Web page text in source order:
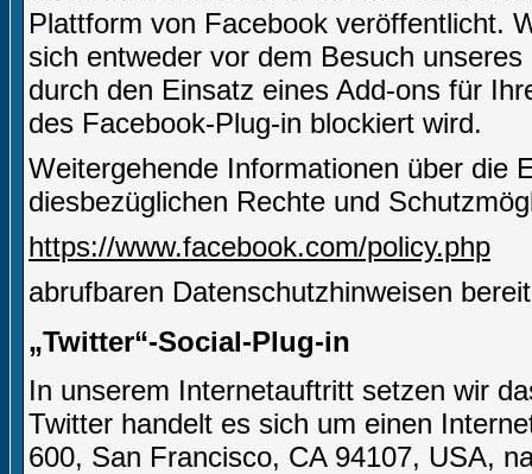
Plattform von Facebook veröffentlicht.
sich entweder vor dem Besuch
durch den Einsatz eines Add-ons für
des Facebook-Plug-in blockiert wird.
Weitergehende Informationen über die
diesbezüglichen Rechte und
https://www.facebook.com/policy.php
abrufbaren Datenschutzhinweisen
„Twitter“-Social-Plug-in
In unserem Internetauftritt setzen wir
Twitter handelt es sich um einen
600, San Francisco, CA 94107, USA,